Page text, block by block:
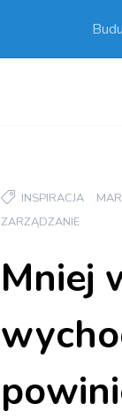
INSPIRACJA
ZARZĄDZANIE
Mniej